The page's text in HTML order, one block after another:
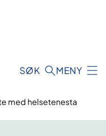
SØK MENY
med helsetenesta